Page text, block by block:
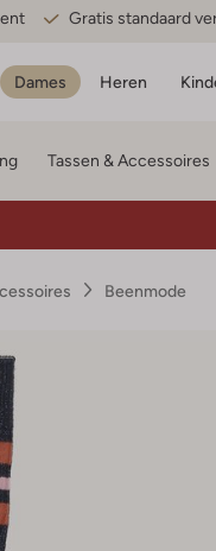
Gratis standaard
Dames Heren
Tassen & Accessoires
Beenmode